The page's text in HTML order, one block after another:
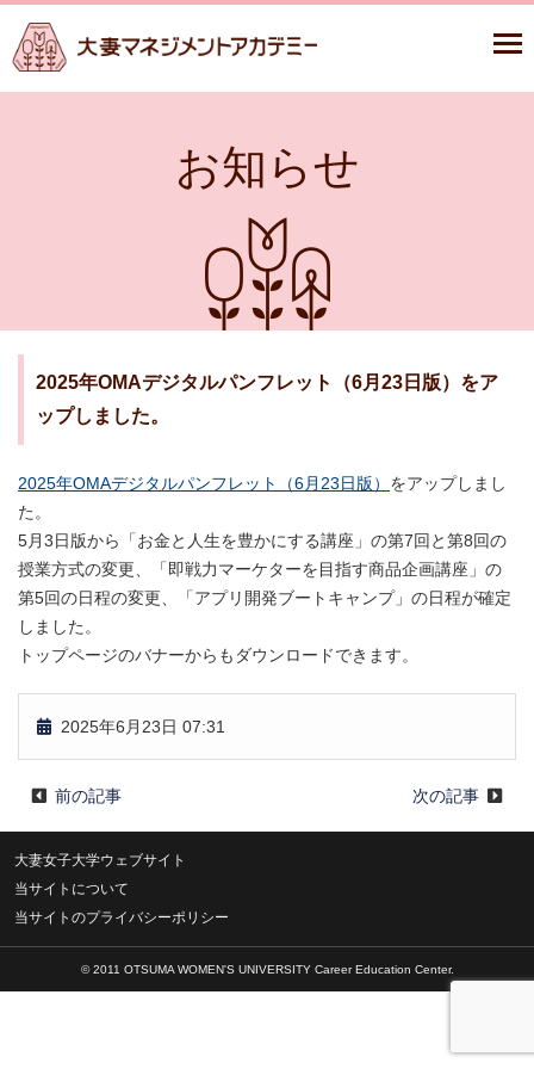
お知らせ
2025年OMAデジタルパンフレット（6月23日版）をア
ップしました。
2025年OMAデジタルパンフレット（6月23日版） をアップしまし
た。
5月3日版から「お金と人生を豊かにする講座」の第7回と第8回の
授業方式の変更、「即戦力マーケターを目指す商品企画講座」の
第5回の日程の変更、「アプリ開発ブートキャンプ」の日程が確定
しました。
トップページのバナーからもダウンロードできます。
2025年6月23日 07:31
前の記事 次の記事
大妻女子大学ウェブサイト
当サイトについて
当サイトのプライバシーポリシー
© 2011 OTSUMA WOMEN'S UNIVERSITY Career Education Center.